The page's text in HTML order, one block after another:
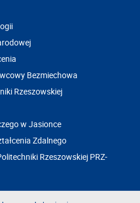
Bezmiechowa
Rzeszowskiej
w Jasionce
Zdalnego
Rzeszowskiej PRZ-